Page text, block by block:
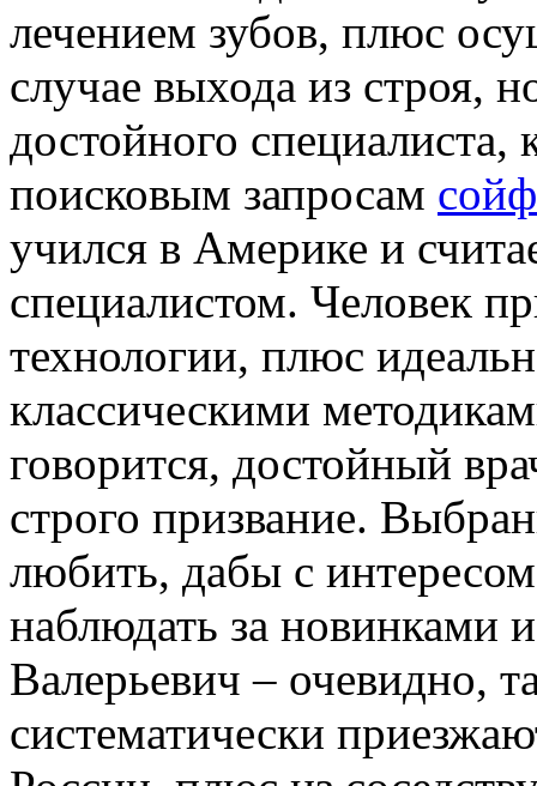
лечением зубов, плюс
случае выхода из строя,
достойного
поисковым запросам
учился в Америке и
специалистом. Человек
технологии, плюс
классическими
говорится, достойный
строго призвание.
любить, дабы с
наблюдать за новинками
Валерьевич – очевидно,
систематически